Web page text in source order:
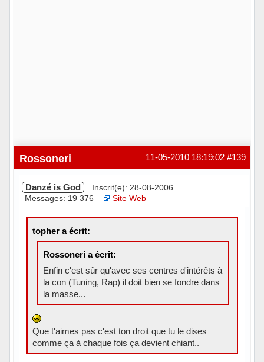
#139
11-05-2010 18:19:02
Rossoneri
Danzé is God
Inscrit(e): 28-08-2006
Messages: 19 376
Site Web
topher a écrit:
Rossoneri a écrit:
Enfin c'est sûr qu'avec ses centres d'intérêts à
la con (Tuning, Rap) il doit bien se fondre dans
la masse...
Que t'aimes pas c'est ton droit que tu le dises
comme ça à chaque fois ça devient chiant..